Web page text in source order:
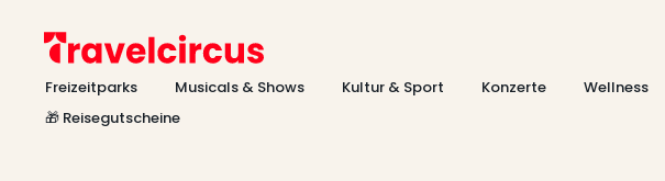
Freizeitparks Musicals & Shows Kultur & Sport Konzerte Wellness
🎁 Reisegutscheine